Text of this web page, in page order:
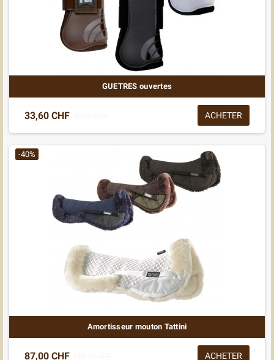
GUETRES ouvertes
33,60 CHF ACHETER
-40%
Amortisseur mouton Tattini
87,00 CHF ACHETER